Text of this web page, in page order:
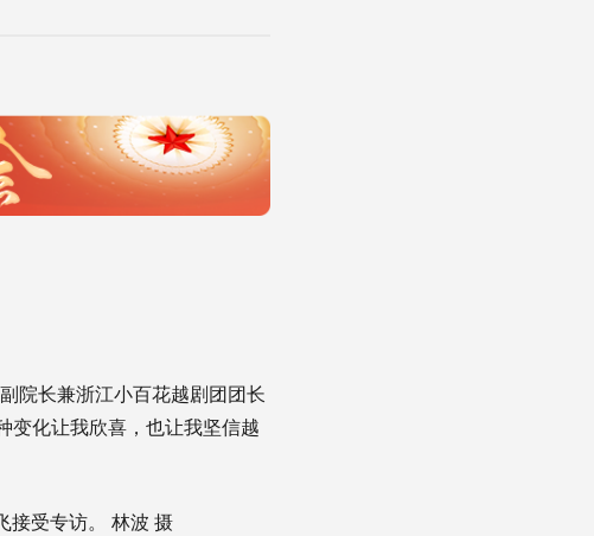
院长兼浙江小百花越剧团团长
变化让我欣喜，也让我坚信越
接受专访。 林波 摄